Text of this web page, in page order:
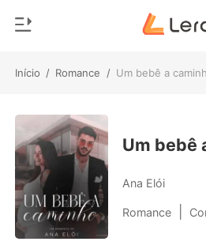
Início / Romance / Um bebê a
Loja
Histórico
Sair
Gênero
Moderno
Lobisomem
Contos
Um bebê
Ana Elói
Romance